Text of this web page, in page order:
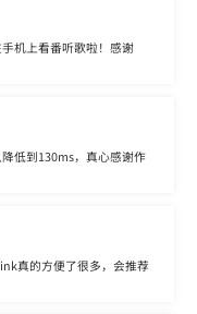
机上看番听歌啦！感谢
低到130ms，真心感谢作
真的方便了很多，会推荐